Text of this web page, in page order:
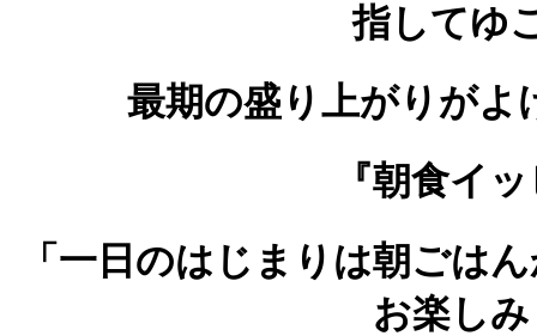
指してゆ
最期の盛り上がりがよ
『朝食イ
「一日のはじまりは朝ごは
お楽し